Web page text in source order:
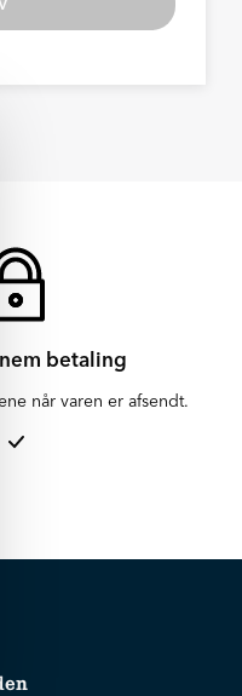
betaling
når varen er afsendt.